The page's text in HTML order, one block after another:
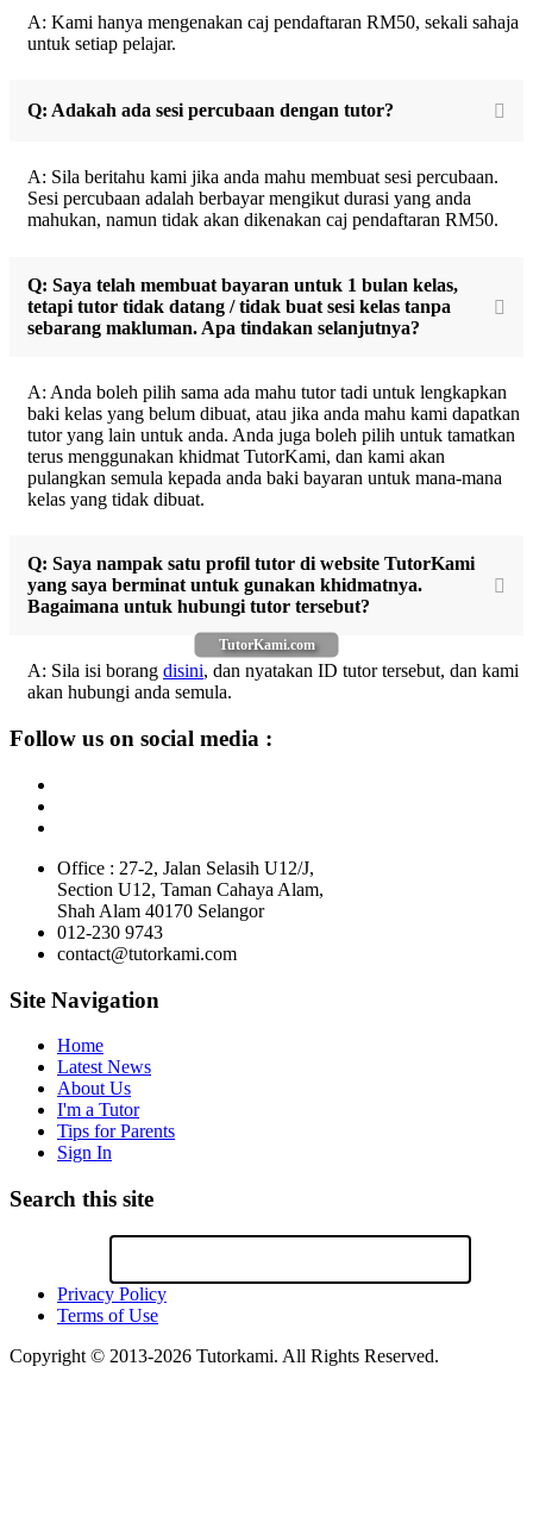
TutorKami.com
A: Kami hanya mengenakan caj pendaftaran RM50, sekali sahaja
untuk setiap pelajar.
Q: Adakah ada sesi percubaan dengan tutor?
A: Sila beritahu kami jika anda mahu membuat sesi percubaan.
Sesi percubaan adalah berbayar mengikut durasi yang anda
mahukan, namun tidak akan dikenakan caj pendaftaran RM50.
Q: Saya telah membuat bayaran untuk 1 bulan kelas,
tetapi tutor tidak datang / tidak buat sesi kelas tanpa
sebarang makluman. Apa tindakan selanjutnya?
A: Anda boleh pilih sama ada mahu tutor tadi untuk lengkapkan
baki kelas yang belum dibuat, atau jika anda mahu kami dapatkan
tutor yang lain untuk anda. Anda juga boleh pilih untuk tamatkan
terus menggunakan khidmat TutorKami, dan kami akan
pulangkan semula kepada anda baki bayaran untuk mana-mana
kelas yang tidak dibuat.
Q: Saya nampak satu profil tutor di website TutorKami
yang saya berminat untuk gunakan khidmatnya.
Bagaimana untuk hubungi tutor tersebut?
A: Sila isi borang disini, dan nyatakan ID tutor tersebut, dan kami
akan hubungi anda semula.
Follow us on social media :
Office : 27-2, Jalan Selasih U12/J,
Section U12, Taman Cahaya Alam,
Shah Alam 40170 Selangor
012-230 9743
contact@tutorkami.com
Site Navigation
Home
Latest News
About Us
I'm a Tutor
Tips for Parents
Sign In
Search this site
Privacy Policy
Terms of Use
Copyright © 2013-2026 Tutorkami. All Rights Reserved.